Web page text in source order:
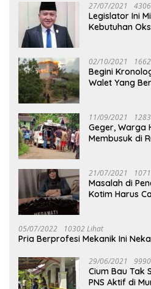
27/07/2021
Legislator Ini
Kebutuhan
02/10/2021
Begini
Walet Yang
11/09/2021
Geger, Warga
Membusuk di
21/07/2021
Masalah di
Kotim Harus
05/07/2022 10302 Lihat
Pria Berprofesi Mekanik Ini
29/06/2021
Cium Bau Tak
PNS Aktif di